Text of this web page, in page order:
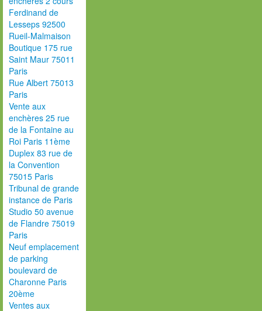
Ferdinand de
Lesseps 92500
Rueil-Malmaison
Boutique 175 rue
Saint Maur 75011
Paris
Rue Albert 75013
Paris
Vente aux
enchères 25 rue
de la Fontaine au
Roi Paris 11ème
Duplex 83 rue de
la Convention
75015 Paris
Tribunal de grande
instance de Paris
Studio 50 avenue
de Flandre 75019
Paris
Neuf emplacement
de parking
boulevard de
Charonne Paris
20ème
Ventes aux